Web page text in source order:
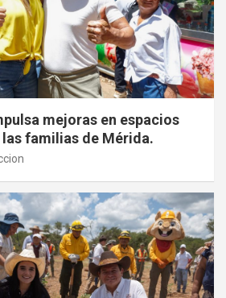
mejoras en espacios
familias de Mérida.